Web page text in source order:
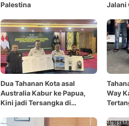
Palestina
Jalani
Dua Tahanan Kota asal
Australia Kabur ke Papua,
Kini jadi Tersangka di
Way